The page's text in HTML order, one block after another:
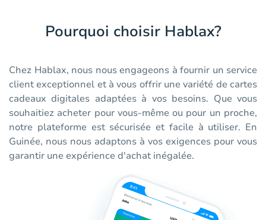
Pourquoi choisir Hablax?
Chez Hablax, nous nous engageons à fournir un service
client exceptionnel et à vous offrir une variété de cartes
cadeaux digitales adaptées à vos besoins. Que vous
souhaitiez acheter pour vous-même ou pour un proche,
notre plateforme est sécurisée et facile à utiliser. En
Guinée, nous nous adaptons à vos exigences pour vous
garantir une expérience d'achat inégalée.